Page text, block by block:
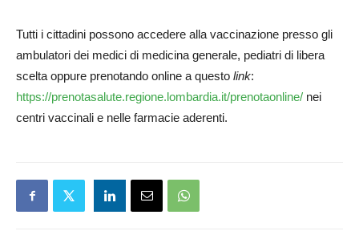
Tutti i cittadini possono accedere alla vaccinazione presso gli
ambulatori dei medici di medicina generale, pediatri di libera
scelta oppure prenotando online a questo link:
https://prenotasalute.regione.lombardia.it/prenotaonline/ nei
centri vaccinali e nelle farmacie aderenti.